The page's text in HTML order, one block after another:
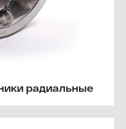
радиальные